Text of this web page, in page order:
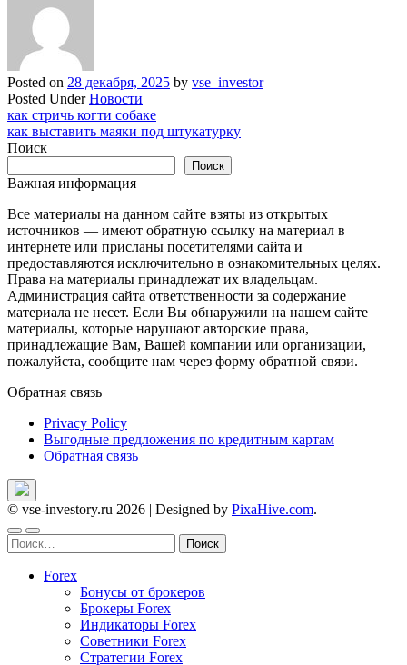
Posted on 28 декабря, 2025 by vse_investor
Posted UnderНовости
Навигация
по
как стричь когти собаке
как выставить маяки под штукатурку
Поиск
Поиск
Важная информация
Все материалы на данном сайте взяты из открытых
источников — имеют обратную ссылку на материал в
интернете или присланы посетителями сайта и
предоставляются исключительно в ознакомительных целях.
Права на материалы принадлежат их владельцам.
Администрация сайта ответственности за содержание
материала не несет. Если Вы обнаружили на нашем сайте
материалы, которые нарушают авторские права,
принадлежащие Вам, Вашей компании или организации,
пожалуйста, сообщите нам через форму обратной связи.
Обратная связь
Privacy Policy
Выгодные предложения по кредитным картам
Обратная связь
© vse-investory.ru 2026 | Designed by PixaHive.com.
Найти:
Forex
Бонусы от брокеров
Брокеры Forex
Индикаторы Forex
Советники Forex
Стратегии Forex